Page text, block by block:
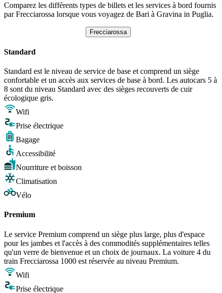
Comparez les différents types de billets et les services à bord fournis
par Frecciarossa lorsque vous voyagez de Bari à Gravina in Puglia.
Frecciarossa
Standard
Standard est le niveau de service de base et comprend un siège
confortable et un accès aux services de base à bord. Les autocars 5 à
8 sont du niveau Standard avec des sièges recouverts de cuir
écologique gris.
Wifi
Prise électrique
Bagage
Accessibilité
Nourriture et boisson
Climatisation
Vélo
Premium
Le service Premium comprend un siège plus large, plus d'espace
pour les jambes et l'accès à des commodités supplémentaires telles
qu'un verre de bienvenue et un choix de journaux. La voiture 4 du
train Frecciarossa 1000 est réservée au niveau Premium.
Wifi
Prise électrique